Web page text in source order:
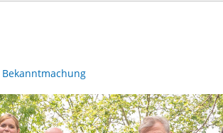
Bekanntmachung